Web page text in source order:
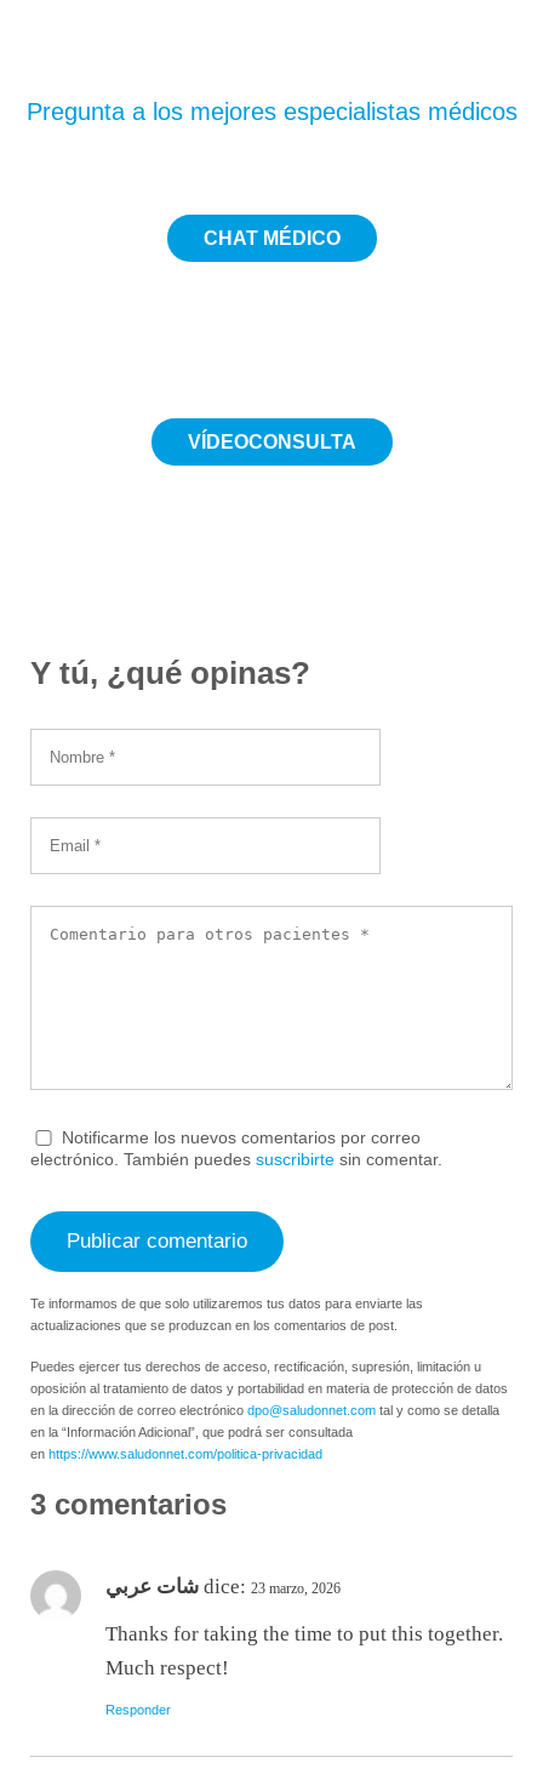
Pregunta a los mejores especialistas médicos
CHAT MÉDICO
VÍDEOCONSULTA
Y tú, ¿qué opinas?
Notificarme los nuevos comentarios por correo
electrónico. También puedes suscribirte sin comentar.
Te informamos de que solo utilizaremos tus datos para enviarte las
actualizaciones que se produzcan en los comentarios de post.
Puedes ejercer tus derechos de acceso, rectificación, supresión, limitación u
oposición al tratamiento de datos y portabilidad en materia de protección de datos
en la dirección de correo electrónico dpo@saludonnet.com tal y como se detalla
en la “Información Adicional”, que podrá ser consultada
en https://www.saludonnet.com/politica-privacidad
3 comentarios
شات عربي dice: 23 marzo, 2026
Thanks for taking the time to put this together.
Much respect!
Responder